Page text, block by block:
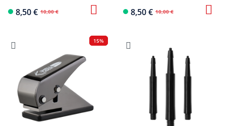
8,50 € 10,00 € 8,50 € 10,00 €
15%